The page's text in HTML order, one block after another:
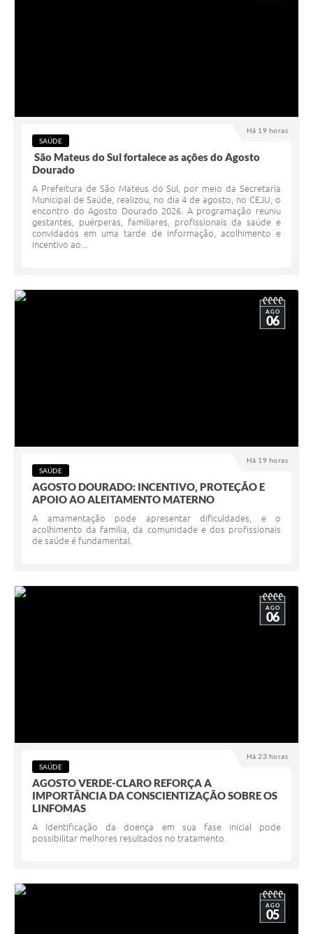
Serviço de Informação ao Cidadão
Termos de Fomento
Galeria de Fotos
Audiências Públicas
Iluminação Pública
Agenda
Notícias
Há 19 horas
SAÚDE
São Mateus do Sul fortalece as ações do Agosto
Dourado
A Prefeitura de São Mateus do Sul, por meio da Secretaria
Municipal de Saúde, realizou, no dia 4 de agosto, no CEJU, o
encontro do Agosto Dourado 2026. A programação reuniu
gestantes, puérperas, familiares, profissionais da saúde e
convidados em uma tarde de informação, acolhimento e
incentivo ao...
Há 19 horas
AGO
06
SAÚDE
AGOSTO DOURADO: INCENTIVO, PROTEÇÃO E
APOIO AO ALEITAMENTO MATERNO
A amamentação pode apresentar dificuldades, e o
acolhimento da família, da comunidade e dos profissionais
de saúde é fundamental.
Há 23 horas
AGO
06
SAÚDE
AGOSTO VERDE-CLARO REFORÇA A
IMPORTÂNCIA DA CONSCIENTIZAÇÃO SOBRE OS
LINFOMAS
A identificação da doença em sua fase inicial pode
possibilitar melhores resultados no tratamento.
AGO
05